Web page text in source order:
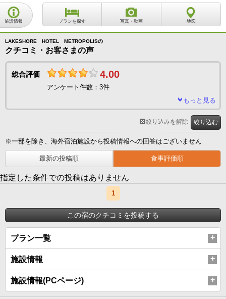
施設情報 プランを探す 写真・動画 地図
LAKESHORE HOTEL METROPOLISの
クチコミ・お客さまの声
総合評価 4.00
アンケート件数：3件
もっと見る
※一部を除き、海外宿泊施設から投稿情報への回答はございません
最新の投稿順 食事評価順
絞り込む
絞り込みを解除
指定した条件での投稿はありません
1
この宿のクチコミを投稿する
プラン一覧
施設情報
施設情報(PCページ)